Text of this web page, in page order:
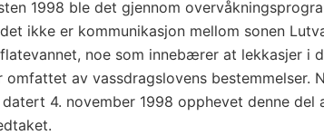
1998 ble det gjennom
ikke er kommunikasjon mellom sonen
noe som innebærer at lekkasjer i
omfattet av vassdragslovens bestemmelser.
4. november 1998 opphevet denne del